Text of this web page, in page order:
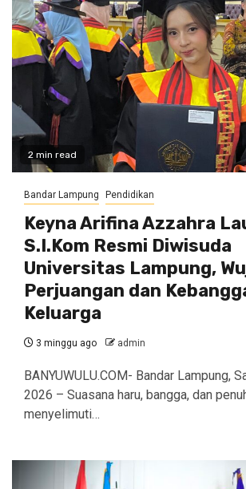
2 min read
Bandar Lampung Pendidikan
Keyna Arifina Azzahra
S.I.Kom Resmi Diwisuda
Universitas Lampung,
Perjuangan dan
Keluarga
3 minggu ago admin
BANYUWULU.COM- Bandar Lampung,
2026 – Suasana haru, bangga, dan
menyelimuti…